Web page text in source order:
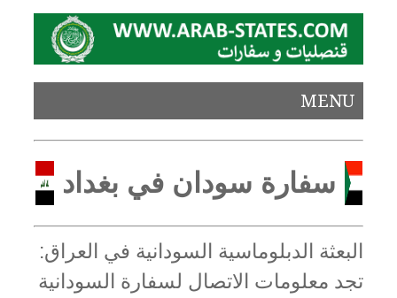
MENU
سفارة سودان في بغداد
البعثة الدبلوماسية السودانية في العراق:
تجد معلومات الاتصال لسفارة السودانية